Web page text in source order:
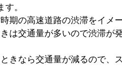
。
期の高速道路の渋滞をイメ
は交通量が多いので渋滞が
きなら交通量が減るので、